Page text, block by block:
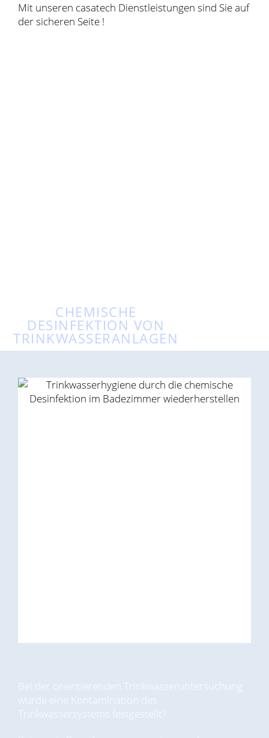
Mit unseren casatech Dienstleistungen sind Sie auf
der sicheren Seite !
CHEMISCHE
DESINFEKTION VON
TRINKWASSERANLAGEN
Bei der orientierenden Trinkwasseruntersuchung
wurde eine Kontamination des
Trinkwassersystems festgestellt?